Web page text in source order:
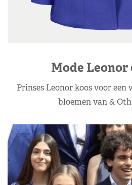
Mode Leonor
Prinses Leonor koos voor
bloemen van &